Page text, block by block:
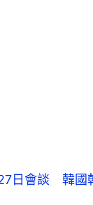
日會談 韓國